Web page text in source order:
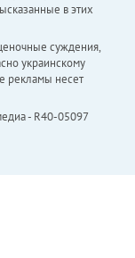
в этих
суждения,
украинскому
рекламы несет
- R40-05097